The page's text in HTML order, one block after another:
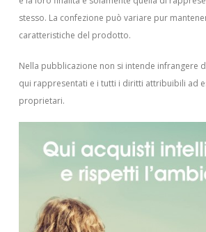
stesso. La confezione può variare pur
caratteristiche del prodotto.
Nella pubblicazione non si intende infrangere
qui rappresentati e i tutti i diritti attribuibili ad
proprietari.